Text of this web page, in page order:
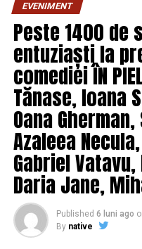
Vlad Gherman,
Gabriel Vatavu, alături
Găinușă, Daria Janeși
O comedie savuroasă
care patru cupluri îl
se dovedește un mod
reușesc să-și cunoască
la orgolii și preconcepții,
experiență de cinema
Regizorul și
Facultății de Teatru
masteratului în regie de
Londra, a colaborat la
EVENIMENT
Peste 1400 de
entuziaști la
comediei ÎN
Tănase, Ioana
Oana
Azaleea
Gabriel
Daria Jane,
Published 6 luni ago
By native